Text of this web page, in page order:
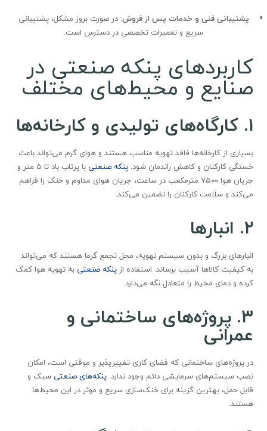
پشتیبانی فنی و خدمات پس از فروش: در صورت بروز مشکل، پشتیبانی
سریع و تعمیرات تخصصی در دسترس است.
کاربردهای پنکه صنعتی در
صنایع و محیط‌های مختلف
۱. کارگاه‌های تولیدی و کارخانه‌ها
بسیاری از کارخانه‌ها فاقد تهویه مناسب هستند و هوای گرم می‌تواند باعث
خستگی کارکنان و کاهش راندمان شود. پنکه صنعتی
با پرتاب باد تا ۵ متر و
جریان هوا ۷۵۰۰ مترمکعب در ساعت، جریان هوای مداوم و خنک را فراهم
می‌کند و سلامت کارکنان را تضمین می‌کند.
۲. انبارها
انبارهای بزرگ و بدون سیستم تهویه، محل تجمع گرما هستند که می‌تواند
به کیفیت کالاها آسیب برساند. استفاده از پنکه صنعتی به تهویه هوا کمک
کرده و دمای محیط را متعادل نگه می‌دارد.
۳. پروژه‌های ساختمانی و
عمرانی
در پروژه‌های ساختمانی که فضای کاری تغییرپذیر و موقتی است، امکان
نصب سیستم‌های سرمایشی دائم وجود ندارد. پنکه‌های صنعتی سبک و
قابل حمل، بهترین گزینه برای خنک‌سازی سریع و موثر در این محیط‌ها
هستند.